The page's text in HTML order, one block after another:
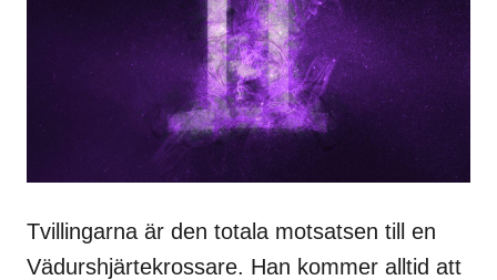
Tvillingarna är den totala motsatsen till en
Vädurshjärtekrossare. Han kommer alltid att